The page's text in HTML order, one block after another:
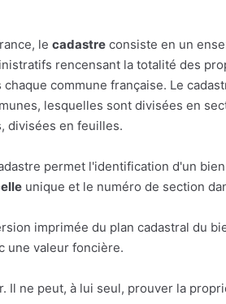
le cadastre consiste en un
rencensant la totalité des
chaque commune française. Le
lesquelles sont divisées en
divisées en feuilles.
permet l'identification d'un
unique et le numéro de section
imprimée du plan cadastral du
une valeur foncière.
Il ne peut, à lui seul, prouver la